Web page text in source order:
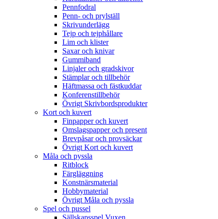
Pennfodral
Penn- och prylställ
Skrivunderlägg
Tejp och tejphållare
Lim och klister
Saxar och knivar
Gummiband
Linjaler och gradskivor
Stämplar och tillbehör
Häftmassa och fästkuddar
Konferenstillbehör
Övrigt Skrivbordsprodukter
Kort och kuvert
Finpapper och kuvert
Omslagspapper och present
Brevpåsar och provsäckar
Övrigt Kort och kuvert
Måla och pyssla
Ritblock
Färgläggning
Konstnärsmaterial
Hobbymaterial
Övrigt Måla och pyssla
Spel och pussel
Sällskapsspel Vuxen